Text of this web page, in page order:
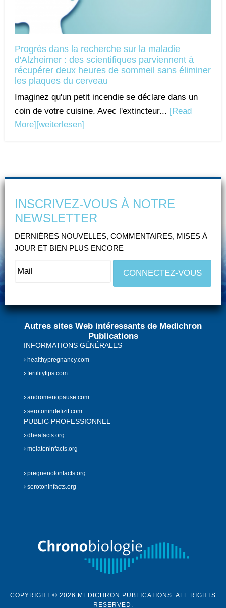
Progrès dans la recherche sur la maladie
d'Alzheimer : des scientifiques parviennent à
récupérer deux heures de sommeil sans éliminer
les plaques du cerveau
Imaginez qu'un petit incendie se déclare dans un
coin de votre cuisine. Avec l'extincteur... [Read
More][weiterlesen]
INSCRIVEZ-VOUS À NOTRE
NEWSLETTER
DERNIÈRES NOUVELLES, COMMENTAIRES, MISES À
JOUR ET BIEN PLUS ENCORE
Autres sites Web intéressants de Medichron
Publications
INFORMATIONS GÉNÉRALES
healthypregnancy.com
fertilitytips.com
andromenopause.com
serotonindefizit.com
PUBLIC PROFESSIONNEL
dheafacts.org
melatoninfacts.org
pregnenolonfacts.org
serotoninfacts.org
COPYRIGHT © 2026 MEDICHRON PUBLICATIONS. ALL RIGHTS
RESERVED.